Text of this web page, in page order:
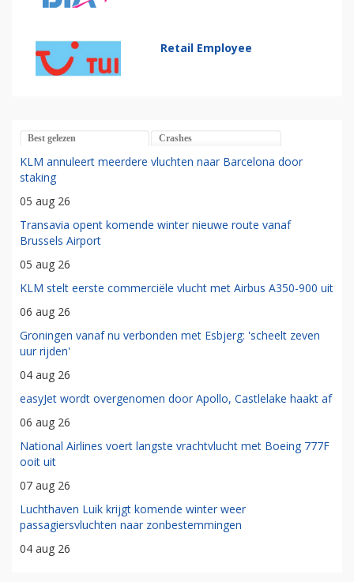
Retail Employee
Best gelezen Crashes
KLM annuleert meerdere vluchten naar Barcelona door
staking
05 aug 26
Transavia opent komende winter nieuwe route vanaf
Brussels Airport
05 aug 26
KLM stelt eerste commerciële vlucht met Airbus A350-900 uit
06 aug 26
Groningen vanaf nu verbonden met Esbjerg: 'scheelt zeven
uur rijden'
04 aug 26
easyJet wordt overgenomen door Apollo, Castlelake haakt af
06 aug 26
National Airlines voert langste vrachtvlucht met Boeing 777F
ooit uit
07 aug 26
Luchthaven Luik krijgt komende winter weer
passagiersvluchten naar zonbestemmingen
04 aug 26